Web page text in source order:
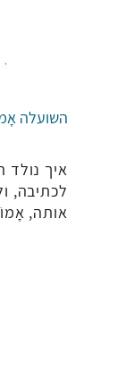
השועלה
איך נולד
לכתיבה,
אותה,